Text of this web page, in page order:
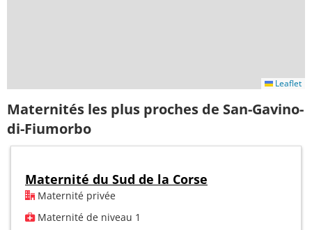
Leaflet
Maternités les plus proches de San-Gavino-
di-Fiumorbo
Maternité du Sud de la Corse
Maternité privée
Maternité de niveau 1